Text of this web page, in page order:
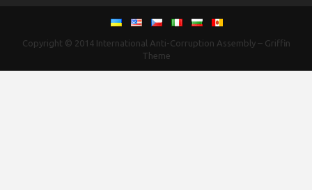
Copyright © 2014 International Anti-Corruption Assembly– Griffin
Theme